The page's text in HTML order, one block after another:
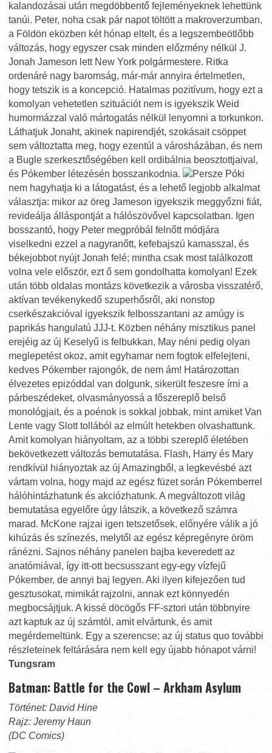
kalandozásai után megdöbbentő fejleményeknek lehettünk
tanúi. Peter, noha csak pár napot töltött a makroverzumban,
a Földön eközben két hónap eltelt, és a legszembeötlőbb
változás, hogy egyszer csak minden előzmény nélkül J.
Jonah Jameson lett New York polgármestere. Ritka
ordenáré nagy baromság, már-már annyira értelmetlen,
hogy tetszik is a koncepció. Hatalmas pozitívum, hogy ezt a
komolyan vehetetlen szituációt nem is igyekszik Weid
humormázzal való mártogatás nélkül lenyomni a torkunkon.
Láthatjuk Jonaht, akinek napirendjét, szokásait csöppet
sem változtatta meg, hogy ezentúl a városházában, és nem
a Bugle szerkesztőségében kell ordibálnia beosztottjaival,
és Pókember létezésén bosszankodnia.
Persze Póki
nem hagyhatja ki a látogatást, és a lehető legjobb alkalmat
választja: mikor az öreg Jameson igyekszik meggyőzni fiát,
revideálja álláspontját a hálószövővel kapcsolatban. Igen
bosszantó, hogy Peter megpróbál felnőtt módjára
viselkedni ezzel a nagyranőtt, kefebajszú kamasszal, és
békejobbot nyújt Jonah felé; mintha csak most találkozott
volna vele először, ezt ő sem gondolhatta komolyan! Ezek
után több oldalas montázs következik a városba visszatérő,
aktívan tevékenykedő szuperhősről, aki nonstop
cserkészakcióval igyekszik felbosszantani az amúgy is
paprikás hangulatú JJJ-t. Közben néhány misztikus panel
erejéig az új Keselyű is felbukkan, May néni pedig olyan
meglepetést okoz, amit egyhamar nem fogtok elfelejteni,
kedves Pókember rajongók, de nem ám! Határozottan
élvezetes epizóddal van dolgunk, sikerült feszesre írni a
párbeszédeket, olvasmányossá a főszereplő belső
monológjait, és a poénok is sokkal jobbak, mint amiket Van
Lente vagy Slott tollából az elmúlt hetekben olvashattunk.
Amit komolyan hiányoltam, az a többi szereplő életében
bekövetkezett változás bemutatása. Flash, Harry és Mary
rendkívül hiányoztak az új Amazingből, a legkevésbé azt
vártam volna, hogy majd az egész füzet során Pókemberrel
hálóhintázhatunk és akciózhatunk. A megváltozott világ
bemutatása egyelőre úgy látszik, a következő számra
marad. McKone rajzai igen tetszetősek, előnyére válik a jó
kihúzás és színezés, melytől az egész képregényre öröm
ránézni. Sajnos néhány panelen bajba keveredett az
anatómiával, így itt-ott becsusszant egy-egy vízfejű
Pókember, de annyi baj legyen. Aki ilyen kifejezően tud
gesztusokat, mimikát rajzolni, annak ezt könnyedén
megbocsájtjuk. A kissé döcögős FF-sztori után többnyire
azt kaptuk az új számtól, amit elvártunk, és amit
megérdemeltünk. Egy a szerencse; az új status quo további
részleteinek feltárására nem kell egy újabb hónapot várni!
Tungsram
Batman: Battle for the Cowl – Arkham Asylum
Történet: David Hine
Rajz: Jeremy Haun
(DC Comics)